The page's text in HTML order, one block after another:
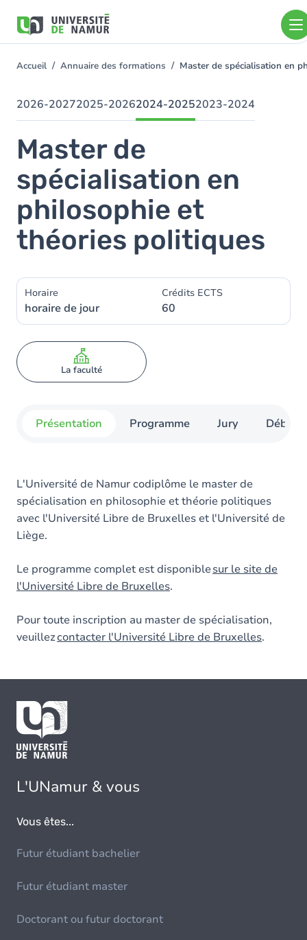
contenu
You
here
Accueil Annuaire des formations Master de spécialisation en
2026-20272025-20262024-20252023-2024
Master de
spécialisation en
philosophie et
théories politiques
Horaire
horaire de jour
Crédits ECTS
60
La faculté
Présentation Programme Jury
L'Université de Namur codiplôme le master de
spécialisation en philosophie et théorie politiques
avec l'Université Libre de Bruxelles et l'Université de
Liège.
Le programme complet est disponiblesur le site de
l'Université Libre de Bruxelles.
Pour toute inscription au master de spécialisation,
veuillezcontacter l'Université Libre de Bruxelles.
L'UNamur & vous
Vous êtes...
Futur étudiant bachelier
Futur étudiant master
Doctorant ou futur doctorant